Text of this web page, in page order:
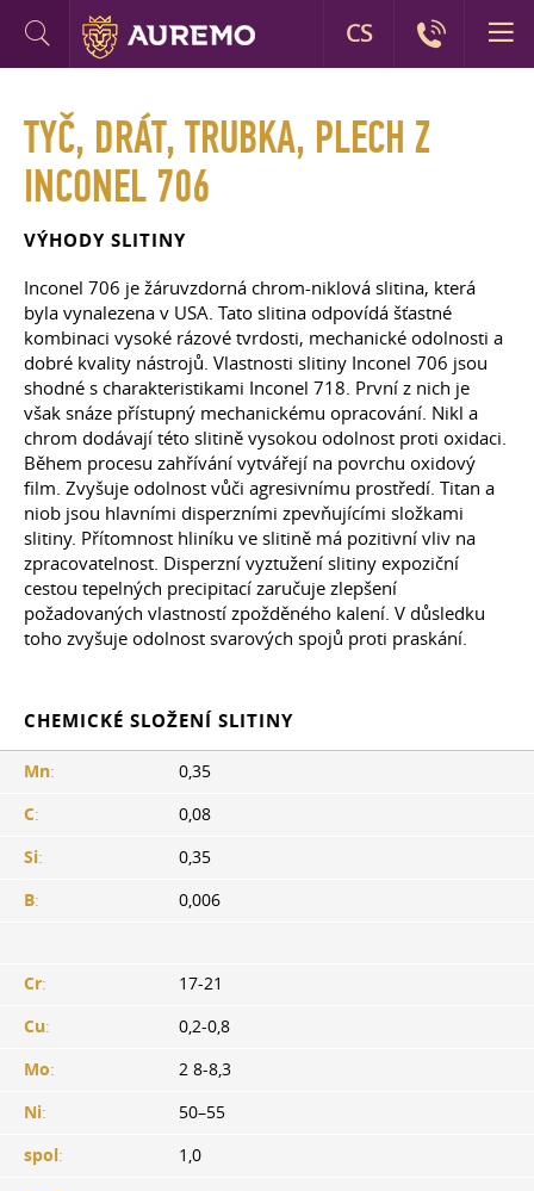
TYČ, DRÁT, TRUBKA, PLECH Z
INCONEL 706
VÝHODY SLITINY
Inconel 706 je žáruvzdorná chrom-niklová slitina, která
byla vynalezena v USA. Tato slitina odpovídá šťastné
kombinaci vysoké rázové tvrdosti, mechanické odolnosti a
dobré kvality nástrojů. Vlastnosti slitiny Inconel 706 jsou
shodné s charakteristikami Inconel 718. První z nich je
však snáze přístupný mechanickému opracování. Nikl a
chrom dodávají této slitině vysokou odolnost proti oxidaci.
Během procesu zahřívání vytvářejí na povrchu oxidový
film. Zvyšuje odolnost vůči agresivnímu prostředí. Titan a
niob jsou hlavními disperzními zpevňujícími složkami
slitiny. Přítomnost hliníku ve slitině má pozitivní vliv na
zpracovatelnost. Disperzní vyztužení slitiny expoziční
cestou tepelných precipitací zaručuje zlepšení
požadovaných vlastností zpožděného kalení. V důsledku
toho zvyšuje odolnost svarových spojů proti praskání.
CHEMICKÉ SLOŽENÍ SLITINY
Mn:
0,35
C:
0,08
Si:
0,35
B: 0,006
Cr:
17-21
Cu:
0,2-0,8
Mo:
2 8-8,3
Ni:
50–55
spol:
1,0
CS